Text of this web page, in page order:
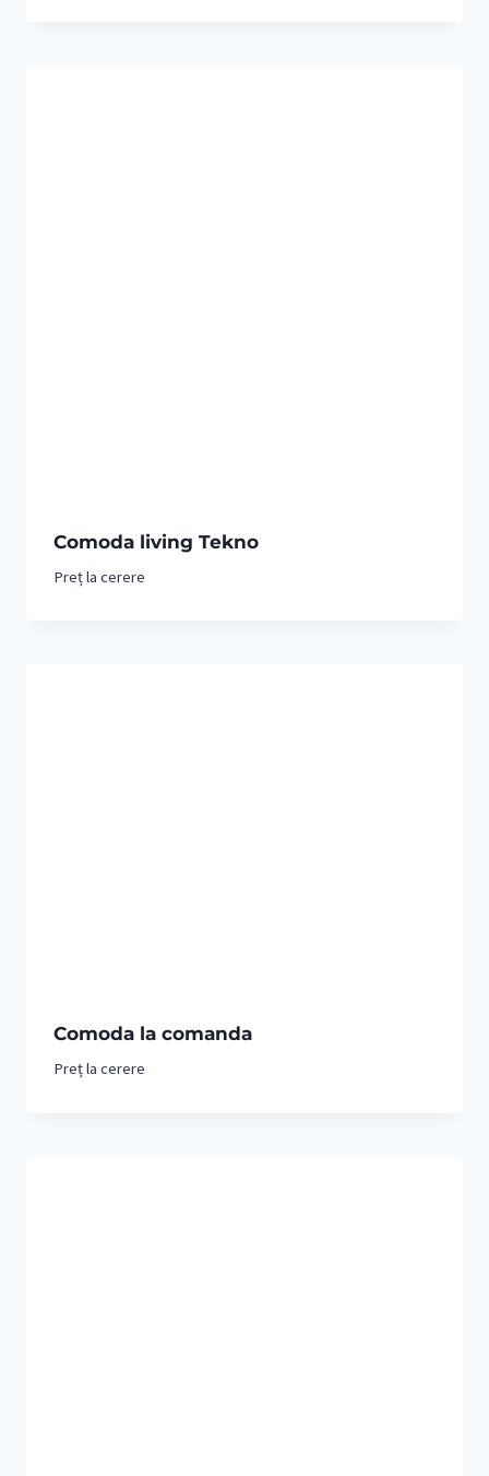
Comoda living Tekno
Preț la cerere
Comoda la comanda
Preț la cerere